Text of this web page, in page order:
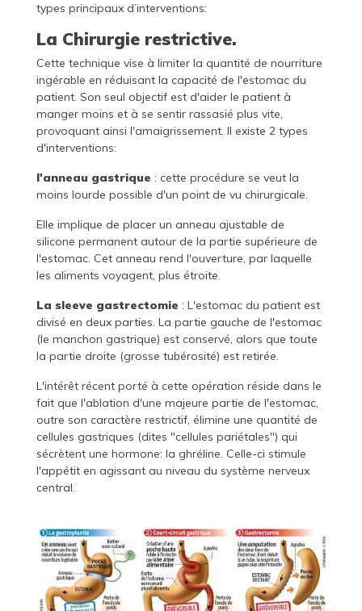
types principaux d’interventions:
La Chirurgie restrictive.
Cette technique vise à limiter la quantité de nourriture
ingérable en réduisant la capacité de l'estomac du
patient. Son seul objectif est d'aider le patient à
manger moins et à se sentir rassasié plus vite,
provoquant ainsi l'amaigrissement. Il existe 2 types
d'interventions:
l'anneau gastrique : cette procédure se veut la
moins lourde possible d'un point de vu chirurgicale.
Elle implique de placer un anneau ajustable de
silicone permanent autour de la partie supérieure de
l'estomac. Cet anneau rend l'ouverture, par laquelle
les aliments voyagent, plus étroite.
La sleeve gastrectomie : L'estomac du patient est
divisé en deux parties. La partie gauche de l'estomac
(le manchon gastrique) est conservé, alors que toute
la partie droite (grosse tubérosité) est retirée.
L'intérêt récent porté à cette opération réside dans le
fait que l'ablation d'une majeure partie de l'estomac,
outre son caractère restrictif, élimine une quantité de
cellules gastriques (dites "cellules pariétales") qui
sécrètent une hormone: la ghréline. Celle-ci stimule
l'appétit en agissant au niveau du système nerveux
central.